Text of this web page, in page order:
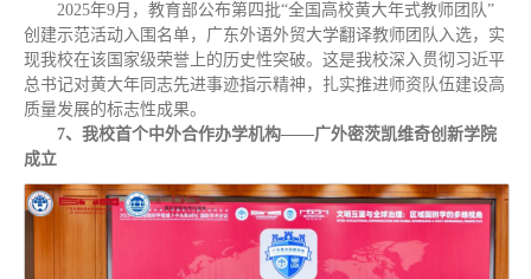
2025年9月，教育部公布第四批“全国高校黄大年式教师团队”
创建示范活动入围名单，广东外语外贸大学翻译教师团队入选，实
现我校在该国家级荣誉上的历史性突破。这是我校深入贯彻习近平
总书记对黄大年同志先进事迹指示精神，扎实推进师资队伍建设高
质量发展的标志性成果。
7、我校首个中外合作办学机构——广外密茨凯维奇创新学院
成立